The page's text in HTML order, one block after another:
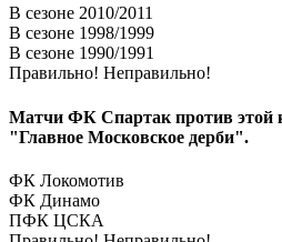
В сезоне 2010/2011
В сезоне 1998/1999
В сезоне 1990/1991
Правильно! Неправильно!
Матчи ФК Спартак против этой
"Главное Московское дерби".
ФК Локомотив
ФК Динамо
ПФК ЦСКА